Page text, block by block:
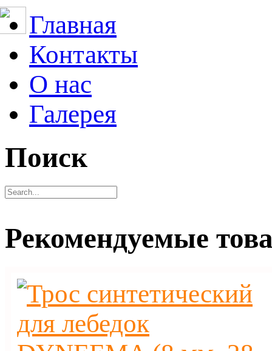
Главная
Контакты
О нас
Галерея
Поиск
Рекомендуемые